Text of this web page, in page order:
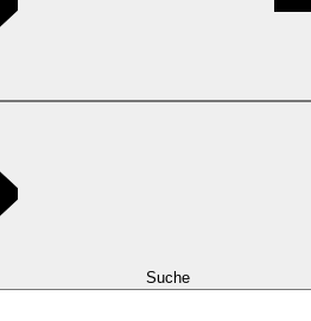
Suche